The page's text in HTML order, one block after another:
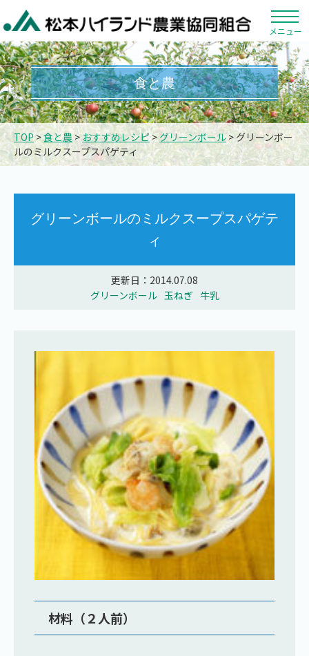
メニュー
食と農
TOP>食と農>おすすめレシピ>グリーンボール> グリーンボー
ルのミルクスープスパゲティ
グリーンボールのミルクスープスパゲテ
ィ
更新日：2014.07.08
グリーンボール 玉ねぎ 牛乳
材料（２人前）